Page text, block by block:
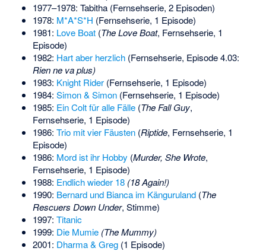
1977–1978: Tabitha (Fernsehserie, 2 Episoden)
1978: M*A*S*H (Fernsehserie, 1 Episode)
1981: Love Boat(The Love Boat, Fernsehserie, 1
Episode)
1982: Hart aber herzlich(Fernsehserie, Episode 4.03:
Rien ne va plus)
1983: Knight Rider(Fernsehserie, 1 Episode)
1984: Simon & Simon(Fernsehserie, 1 Episode)
1985: Ein Colt für alle Fälle(The Fall Guy,
Fernsehserie, 1 Episode)
1986: Trio mit vier Fäusten(Riptide, Fernsehserie, 1
Episode)
1986: Mord ist ihr Hobby (Murder, She Wrote,
Fernsehserie, 1 Episode)
1988: Endlich wieder 18 (18 Again!)
1990: Bernard und Bianca im Känguruland(The
Rescuers Down Under, Stimme)
1997: Titanic
1999: Die Mumie (The Mummy)
2001: Dharma & Greg(1 Episode)